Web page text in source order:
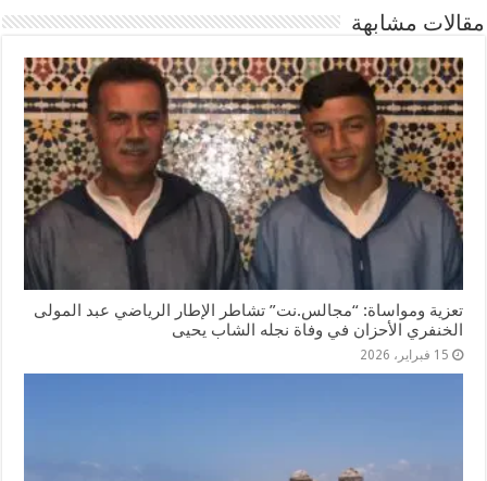
مقالات مشابهة
تعزية ومواساة: “مجالس.نت” تشاطر الإطار الرياضي عبد المولى
الخنفري الأحزان في وفاة نجله الشاب يحيى
15 فبراير، 2026